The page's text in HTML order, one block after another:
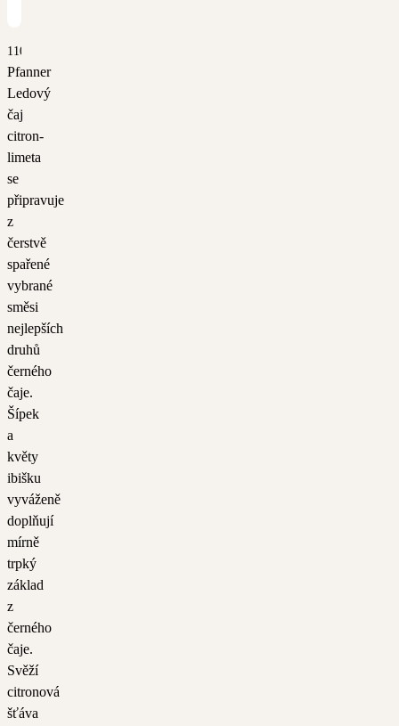
1108
Pfanner
Ledový
čaj
citron-
limeta
se
připravuje
z
čerstvě
spařené
vybrané
směsi
nejlepších
druhů
černého
čaje.
Šípek
a
květy
ibišku
vyváženě
doplňují
mírně
trpký
základ
z
černého
čaje.
Svěží
citronová
šťáva